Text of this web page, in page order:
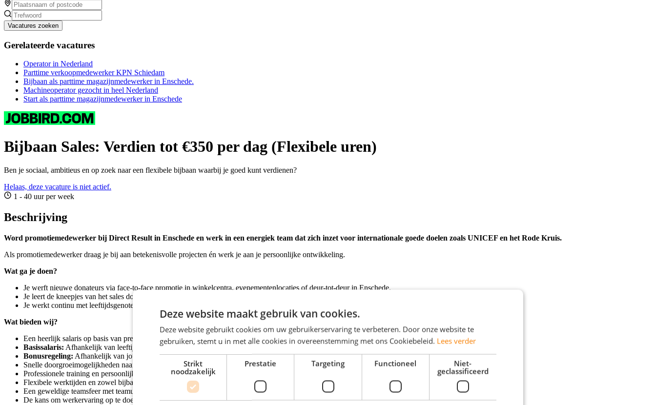
Vacatures zoeken
Gerelateerde vacatures
Operator in Nederland
Parttime verkoopmedewerker KPN Schiedam
Bijbaan als parttime magazijnmedewerker in Enschede.
Machineoperator gezocht in heel Nederland
Start als parttime magazijnmedewerker in Enschede
Bijbaan Sales: Verdien tot €350 per dag (Flexibele uren)
Ben je sociaal, ambitieus en op zoek naar een flexibele bijbaan waarbij je goed kunt verdienen?
Helaas, deze vacature is niet actief.
1 - 40 uur per week
Beschrijving
Word promotiemedewerker bij Direct Result in Enschede en werk in een energiek team dat zich inzet voor internationale goede doelen zoals UNICEF en het Rode Kruis.
Als promotiemedewerker draag je bij aan betekenisvolle projecten én werk je aan je persoonlijke ontwikkeling.
Wat ga je doen?
Je werft nieuwe donateurs via face-to-face promotie in winkelcentra, evenementenlocaties of deur-tot-deur in Enschede.
Je leert de kneepjes van het sales door professionele training en coaching.
Je werkt continu met leeftijdsgenoten in een team en helpt samen doelen te bereiken.
Wat bieden wij?
Een heerlijk salaris op basis van prestaties:
Basissalaris: Afhankelijk van leeftijd en ervaring.
Bonusregeling: Afhankelijk van jouw prestaties kun je tot €350 per dag verdienen.
Snelle doorgroeimogelijkheden naar functies zoals Sales- of Branch Manager.
Professionele training en persoonlijke begeleiding voor lange termijn groei.
Flexibele werktijden en zowel bijbaan, parttime als fulltime zijn beschikbaar.
Een geweldige teamsfeer met teamuitjes en borrels.
De kans om werkervaring op te doen in sales en marketing.
Deze website maakt gebruik van cookies.
Deze website gebruikt cookies om uw gebruikerservaring te verbeteren. Door onze website te
gebruiken, stemt u in met alle cookies in overeenstemming met ons Cookiebeleid. Lees verder
Strikt
noodzakelijk
Prestatie Targeting Functioneel
Niet-
geclassificeerd